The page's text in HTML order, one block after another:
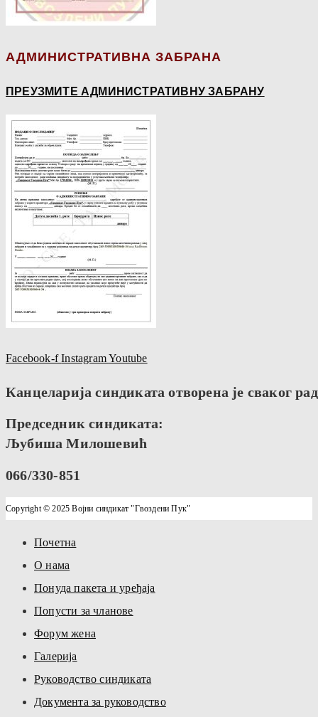
АДМИНИСТРАТИВНА ЗАБРАНА
ПРЕУЗМИТЕ АДМИНИСТРАТИВНУ ЗАБРАНУ
Facebook-f InstagramYoutube
Канцеларија синдиката отворена је сваког
Председник синдиката:
Љубиша Милошевић
066/330-851
Copyright © 2025 Војни синдикат "Гвоздени Пук"
Почетна
О нама
Понуда пакета и уређаја
Попусти за чланове
Форум жена
Галерија
Руководство синдиката
Документа за руководство